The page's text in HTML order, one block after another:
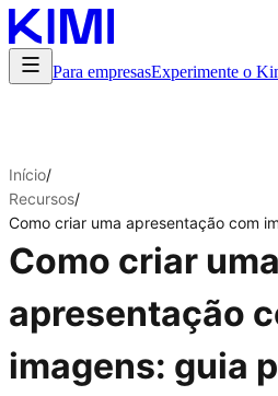
Para empresasExperimente o
Início/
Recursos/
Como criar uma apresentação com
Como criar uma
apresentação
imagens: guia